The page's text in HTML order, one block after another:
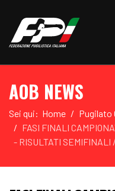
AOB NEWS
Sei qui: Home Pugilato
FASI FINALI
- RISULTATI SEMIFINALI